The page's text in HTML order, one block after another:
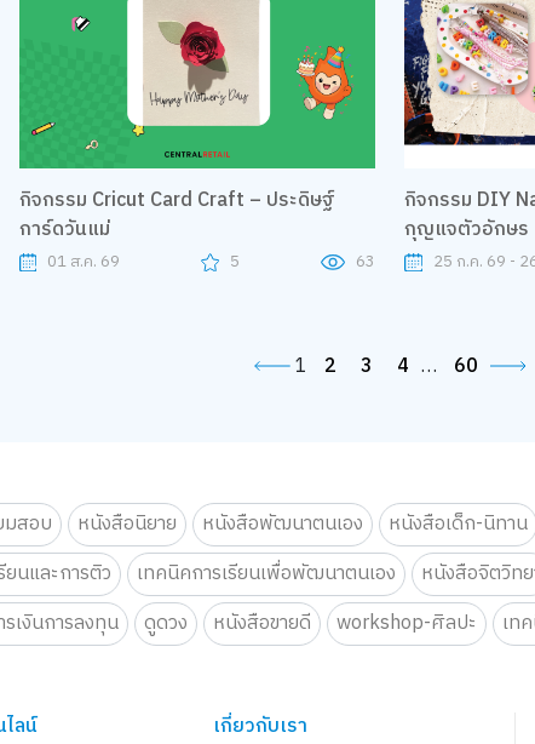
กิจกรรม Cricut Card Craft – ประดิษฐ์
การ์ดวันแม่
01 ส.ค. 69 5 63
กิจกรรม DIY Name Tag ประดิษฐ์พวง
กุญแจตัวอักษร
25 ก.ค. 69 -
1 2 3 4 … 60
มสอบ หนังสือนิยาย หนังสือพัฒนาตนเอง หนังสือเด็ก-นิทาน
ยนและการติว เทคนิคการเรียนเพื่อพัฒนาตนเอง หนังสือจิตวิท
รเงินการลงทุน ดูดวง หนังสือขายดี workshop-ศิลปะ เท
ลน์ เกี่ยวกับเรา